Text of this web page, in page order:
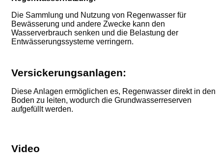
Die Sammlung und Nutzung von Regenwasser für
Bewässerung und andere Zwecke kann den
Wasserverbrauch senken und die Belastung der
Entwässerungssysteme verringern.
Versickerungsanlagen:
Diese Anlagen ermöglichen es, Regenwasser direkt in den
Boden zu leiten, wodurch die Grundwasserreserven
aufgefüllt werden.
Video